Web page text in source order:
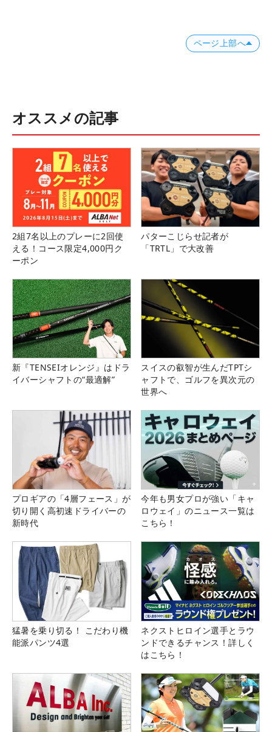
ページ上部へ
オススメの記事
2組7名以上のプレーに2回使
える！コース限定4,000円ク
ーポン
パターこじらせ記者が
「TRTL」で大改善
新『TENSEIオレンジ』はドラ
イバーシャフトの“最適解”
スイスの叡智が生んだTPTシ
ャフトで、ゴルフを異次元の
世界へ
プロギアの「4層フェース」が
切り開く高初速ドライバーの
新時代
今年も男女プロが強い「キャ
ロウェイ」のニュース一覧は
こちら！
猛暑を乗り切る！ こだわり機
能派パンツ4選
ネクストヒロイン選手とラウ
ンドできるチャンス！詳しく
はこちら！